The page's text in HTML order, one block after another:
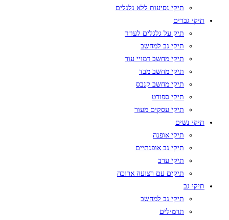
תיקי נסיעות ללא גלגלים
תיקי גברים
תיק על גלגלים לעו״ד
תיקי גב למחשב
תיקי מחשב דמויי עור
תיקי מחשב מבד
תיקי מחשב קנבס
תיקי ספורט
תיקי עסקים מעור
תיקי נשים
תיקי אופנה
תיקי גב אופנתיים
תיקי ערב
תיקים עם רצועה ארוכה
תיקי גב
תיקי גב למחשב
תרמילים